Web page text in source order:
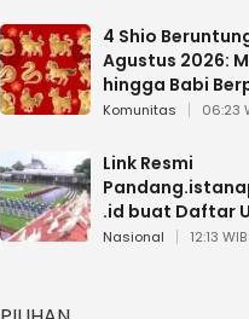
4 Shio
Agustus 2026:
hingga Babi
Dapat Kabar
Komunitas 06:23
Link Resmi
.id buat Daftar
Bendera HUT RI
Nasional 12:13 WIB